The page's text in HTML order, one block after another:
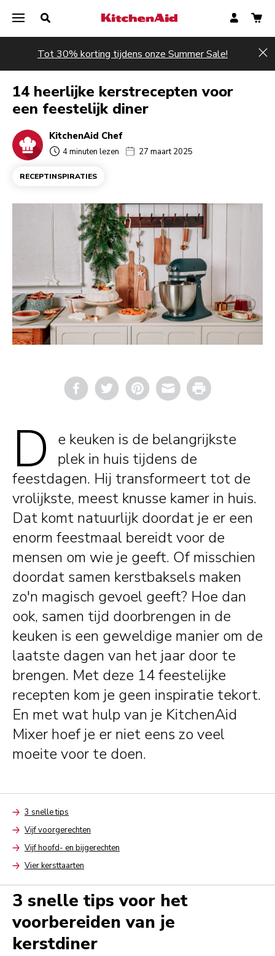
Tot 30% korting tijdens onze Summer Sale!
14 heerlijke kerstrecepten voor
een feestelijk diner
KitchenAid Chef
4 minuten lezen 27 maart 2025
RECEPTINSPIRATIES
Email Print
D
e keuken is de belangrijkste
plek in huis tijdens de
feestdagen. Hij transformeert tot de
vrolijkste, meest knusse kamer in huis.
Dat komt natuurlijk doordat je er een
enorm feestmaal bereidt voor de
mensen om wie je geeft. Of misschien
doordat samen kerstbaksels maken
zo'n magisch gevoel geeft? Hoe dan
ook, samen tijd doorbrengen in de
keuken is een geweldige manier om de
laatste dagen van het jaar door te
brengen. Met deze 14 feestelijke
recepten kom je geen inspiratie tekort.
En met wat hulp van je KitchenAid
Mixer hoef je er niet eens zo veel
moeite voor te doen.
Arrow3 snelle tips
ArrowVijf voorgerechten
ArrowVijf hoofd- en bijgerechten
ArrowVier kersttaarten
3 snelle tips voor het
voorbereiden van je
kerstdiner